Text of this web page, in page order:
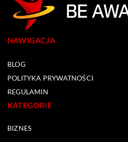
NAWIGACJA
BLOG
POLITYKA PRYWATNOŚCI
REGULAMIN
KATEGORIE
BIZNES